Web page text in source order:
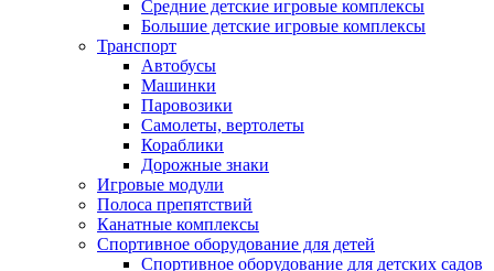
Средние детские игровые комплексы
Большие детские игровые комплексы
Транспорт
Автобусы
Машинки
Паровозики
Самолеты, вертолеты
Кораблики
Дорожные знаки
Игровые модули
Полоса препятствий
Канатные комплексы
Спортивное оборудование для детей
Спортивное оборудование для детских садов